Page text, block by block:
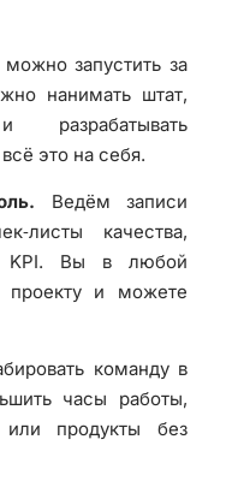
запустить за
нанимать штат,
это на себя.
Ведём записи
качества,
KPI. Вы в любой
проекту и можете
команду в
часы работы,
продукты без